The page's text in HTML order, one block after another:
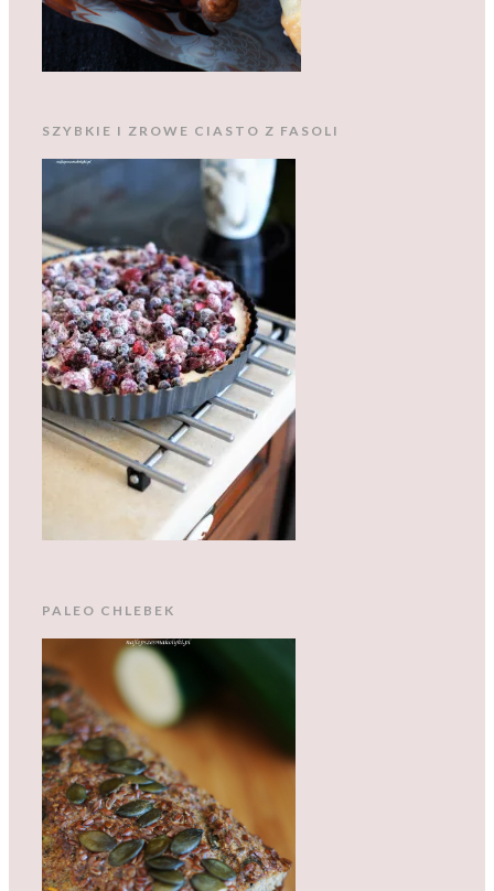
SZYBKIE I ZROWE CIASTO Z FASOLI
PALEO CHLEBEK